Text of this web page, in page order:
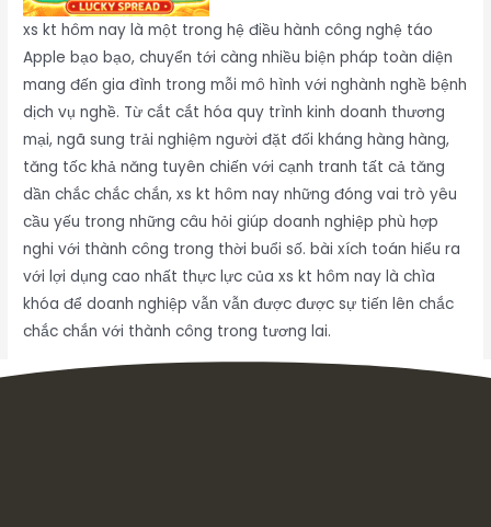
xs kt hôm nay là một trong hệ điều hành công nghệ táo
Apple bạo bạo, chuyển tới càng nhiều biện pháp toàn diện
mang đến gia đình trong mỗi mô hình với nghành nghề bệnh
dịch vụ nghề. Từ cắt cắt hóa quy trình kinh doanh thương
mại, ngã sung trải nghiệm người đặt đối kháng hàng hàng,
tăng tốc khả năng tuyên chiến với cạnh tranh tất cả tăng
dần chắc chắc chắn, xs kt hôm nay những đóng vai trò yêu
cầu yếu trong những câu hỏi giúp doanh nghiệp phù hợp
nghi với thành công trong thời buổi số. bài xích toán hiểu ra
với lợi dụng cao nhất thực lực của xs kt hôm nay là chìa
khóa để doanh nghiệp vẫn vẫn được được sự tiến lên chắc
chắc chắn với thành công trong tương lai.